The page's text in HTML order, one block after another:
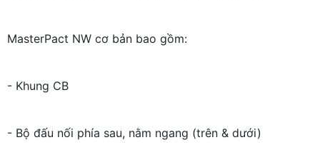
MasterPact NW cơ bản bao gồm:
- Khung CB
- Bộ đấu nối phía sau, nằm ngang (trên & dưới)